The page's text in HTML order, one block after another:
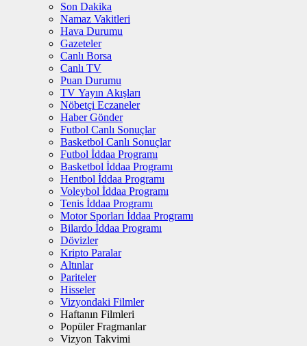
Son Dakika
Namaz Vakitleri
Hava Durumu
Gazeteler
Canlı Borsa
Canlı TV
Puan Durumu
TV Yayın Akışları
Nöbetçi Eczaneler
Haber Gönder
Futbol Canlı Sonuçlar
Basketbol Canlı Sonuçlar
Futbol İddaa Programı
Basketbol İddaa Programı
Hentbol İddaa Programı
Voleybol İddaa Programı
Tenis İddaa Programı
Motor Sporları İddaa Programı
Bilardo İddaa Programı
Dövizler
Kripto Paralar
Altınlar
Pariteler
Hisseler
Vizyondaki Filmler
Haftanın Filmleri
Popüler Fragmanlar
Vizyon Takvimi